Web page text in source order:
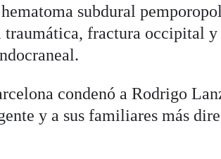
subdural
fractura occipital y
condenó a Rodrigo
y a sus familiares más